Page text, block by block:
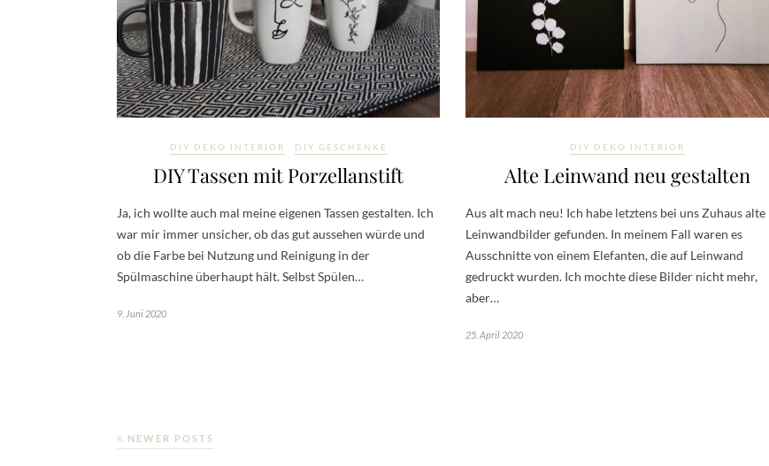
DIY DEKO INTERIOR DIY GESCHENKE
DIY Tassen mit Porzellanstift
Ja, ich wollte auch mal meine eigenen Tassen gestalten. Ich
war mir immer unsicher, ob das gut aussehen würde und
ob die Farbe bei Nutzung und Reinigung in der
Spülmaschine überhaupt hält. Selbst Spülen…
9. Juni 2020
DIY DEKO INTERIOR
Alte Leinwand neu gestalten
Aus alt mach neu! Ich habe letztens bei uns Zuhaus alte
Leinwandbilder gefunden. In meinem Fall waren es
Ausschnitte von einem Elefanten, die auf Leinwand
gedruckt wurden. Ich mochte diese Bilder nicht mehr,
aber…
25. April 2020
NEWER POSTS